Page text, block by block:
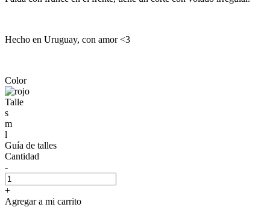
Hecho en Uruguay, con amor <3
Color
Talle
s
m
l
Guía de talles
Cantidad
-
+
Agregar a mi carrito